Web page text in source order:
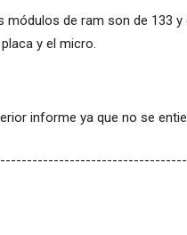
módulos de ram son de 133
y el micro.
informe ya que no se